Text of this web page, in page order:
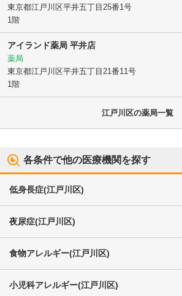
東京都江戸川区平井五丁目25番1号
1階
アイランド薬局 平井店
薬局
東京都江戸川区平井五丁目21番11号
1階
江戸川区の薬局一覧
各条件で他の医療機関を探す
低身長症(江戸川区)
夜尿症(江戸川区)
食物アレルギー(江戸川区)
小児科アレルギー(江戸川区)